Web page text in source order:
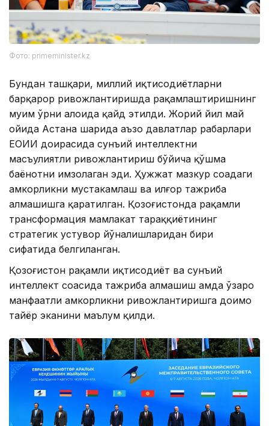
Фото: primeminister.kz
Бундан ташқари, миллий иқтисодиётларни
барқарор ривожлантиришда рақамлаштиришнинг
муҳим ўрни алоҳида қайд этилди. Жорий йил май
ойида Астана шаҳрида аъзо давлатлар раҳбарлари
ЕОИИ доирасида сунъий интеллектни
масъулиятли ривожлантириш бўйича қўшма
баёнотни имзолаган эди. Ҳужжат мазкур соҳадаги
ҳамкорликни мустаҳкамлаш ва илғор тажриба
алмашишга қаратилган. Қозоғистонда рақамли
трансформация мамлакат тараққиётининг
стратегик устувор йўналишларидан бири
сифатида белгиланган.
Қозоғистон рақамли иқтисодиёт ва сунъий
интеллект соҳасида тажриба алмашиш ҳамда ўзаро
манфаатли ҳамкорликни ривожлантиришга доимо
тайёр эканини маълум қилди.